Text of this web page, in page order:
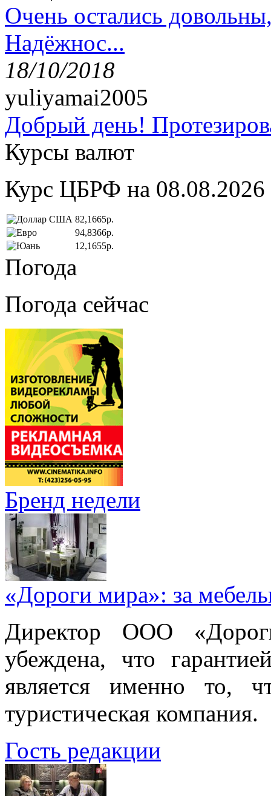
Очень остались
Надёжнос...
18/10/2018
yuliyamai2005
Добрый день!
Курсы валют
Курс ЦБРФ на 08.08.2026
82,1665р.
94,8366р.
12,1655р.
Погода
Погода сейчас
Бренд недели
«Дороги мира»: за
Директор ООО
убеждена, что
является именно то,
туристическая компания.
Гость редакции